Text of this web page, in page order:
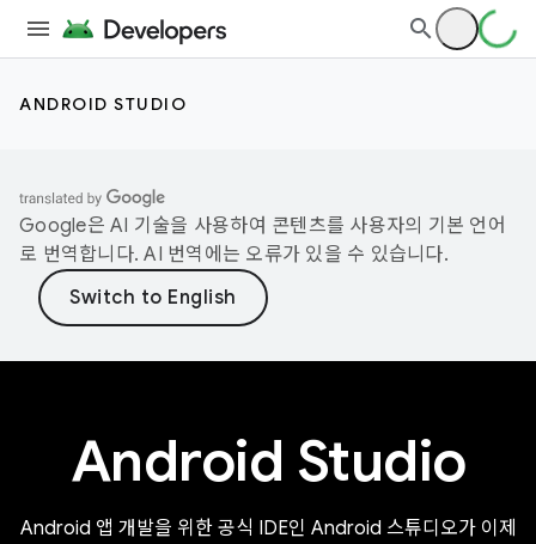
ANDROID STUDIO
Google은 AI 기술을 사용하여 콘텐츠를 사용자의 기본 언어
로 번역합니다. AI 번역에는 오류가 있을 수 있습니다.
Android Studio
Android 앱 개발을 위한 공식 IDE인 Android 스튜디오가 이제